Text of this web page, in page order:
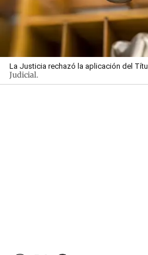
La Justicia rechazó la aplicación del
Judicial.